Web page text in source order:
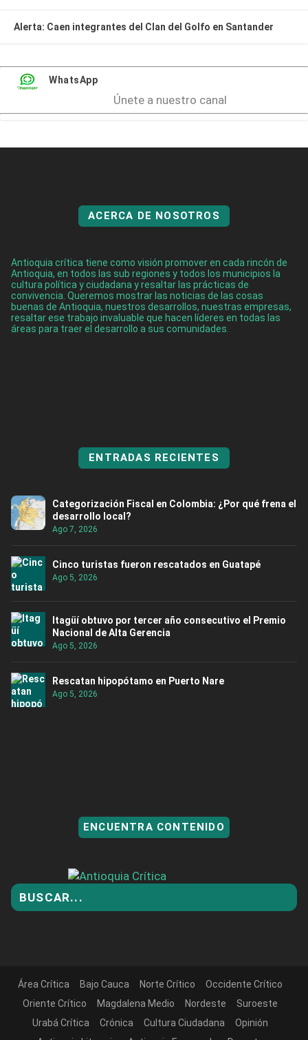
Alerta: Caen integrantes del Clan del Golfo en Santander
WhatsApp
Únete a nuestro canal
ACERCA DE NOSOTROS
Antioquia crítica tiene como visión promover en cada rincón de
Antioquia, en todos las sub regiones y todos los municipios la
cultura política y ciudadana y resaltar las prácticas de
convivencia. Queremos mostrar las noticias de las cosas
buenas de Antioquia, nuestros desarrollos, nuestras empresas,
resaltar ese trabajo invaluable que hacen líderes en todas las
áreas para traer el desarrollo a sus comunidades.
ENTRADAS RECIENTES
Categorización Fiscal en Colombia: ¿Por qué frena el
desarrollo local?
Ago 7, 2026
Cinco turistas fueron rescatados en Guatapé
Ago 5, 2026
Itagüí obtuvo por tercer año consecutivo el Premio
Nacional de Alta Gerencia
Ago 5, 2026
Rescatan hipopótamo en Puerto Nare
Ago 5, 2026
ENCUENTRA CONTENIDO
Área Crítica Bajo Cauca Norte Crítico
Occidente Crítico
Oriente Crítico
Magdalena Medio Nordeste
Suroeste
Urabá Crítica
Crónica Cultura Ciudadana
Opinión